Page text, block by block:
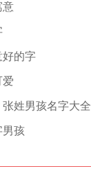
意
好的字
爱
姓男孩名字大全
男孩